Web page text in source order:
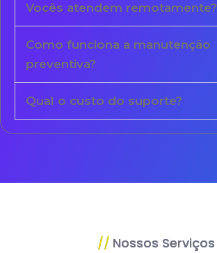
Vocês atendem remotamente?
Como funciona a manutenção
preventiva?
Qual o custo do suporte?
Nossos Serviços